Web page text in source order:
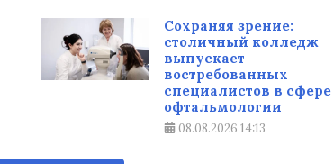
Сохраняя зрение:
столичный колледж
выпускает
востребованных
специалистов в сфере
офтальмологии
08.08.2026 14:13